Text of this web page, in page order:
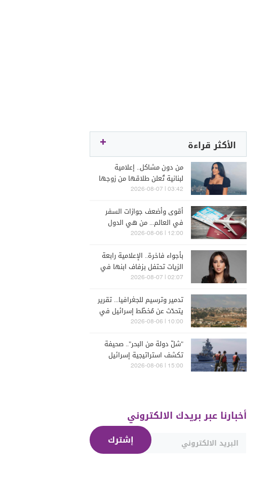
الأكثر قراءة
من دون مشاكل.. إعلامية
لبنانية تُعلن طلاقها من زوجها
رجل الأعمال
03:42 | 2026-08-07
أقوى وأضعف جوازات السفر
في العالم... من هي الدول
التي تصدّرت الترتيب؟
12:00 | 2026-08-06
بأجواء فاخرة.. الإعلامية رابعة
الزيات تحتفل بزفاف ابنها في
البترون (فيديو)
02:07 | 2026-08-07
تدمير وترسيم للجغرافيا... تقرير
يتحدّث عن مُخطّط إسرائيل في
جنوب لبنان
10:00 | 2026-08-06
"شلّ دولة من البحر".. صحيفة
تكشف استراتيجية إسرائيل
البحرية الجديدة في مواجهة
15:00 | 2026-08-06
أخبارنا عبر بريدك الالكتروني
إشترك